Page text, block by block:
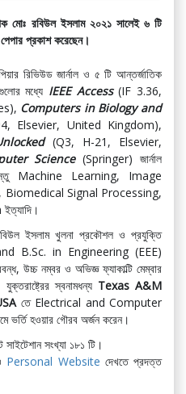
মোঃ রবিউল ইসলাম ২০২১ সালেই ৬ টি
প্রকাশ করেছেন।
রিভিউড জার্নাল ও ৫ টি আন্তর্জাতিক
মধ্যে IEEE Access(IF 3.36,
Computers in Biology and
Elsevier, United Kingdom),
(Q3, H-21, Elsevier,
Science(Springer) জার্নাল
Machine Learning, Image
Signal Processing,
ইসলাম খুলনা প্রকৌশল ও প্রযুক্তি
and B.Sc. in Engineering (EEE)
উচ্চ নম্বর ও অভিজ্ঞ ফ্যাকাল্টি মেম্বার
স্বনামধন্য Texas A&M
তে Electrical and Computer
ভর্তি হওয়ার গৌরব অর্জন করেন।
সংখ্যা ১৮১ টি।
Personal Website দেখতে প্রদত্ত